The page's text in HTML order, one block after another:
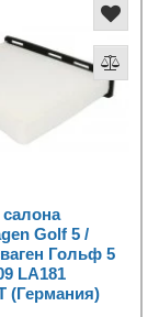
Golf 5 /
Гольф 5
LA181
(Германия)